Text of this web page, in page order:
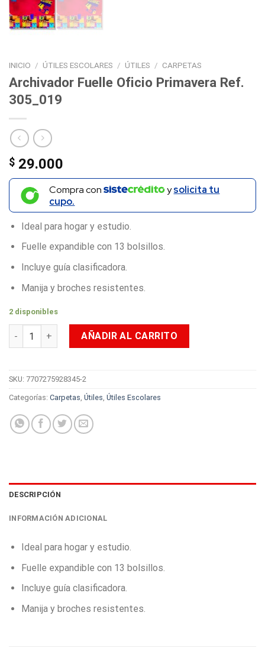
INICIO / ÚTILES ESCOLARES / ÚTILES / CARPETAS
Archivador Fuelle Oficio Primavera Ref.
305_019
$ 29.000
Compra con ysolicita tu
cupo.
Ideal para hogar y estudio.
Fuelle expandible con 13 bolsillos.
Incluye guía clasificadora.
Manija y broches resistentes.
2 disponibles
Archivador Fuelle Oficio Primavera Ref. 305_019 cantidad
AÑADIR AL CARRITO
SKU: 7707275928345-2
Categorías: Carpetas, Útiles, Útiles Escolares
DESCRIPCIÓN
INFORMACIÓN ADICIONAL
Ideal para hogar y estudio.
Fuelle expandible con 13 bolsillos.
Incluye guía clasificadora.
Manija y broches resistentes.